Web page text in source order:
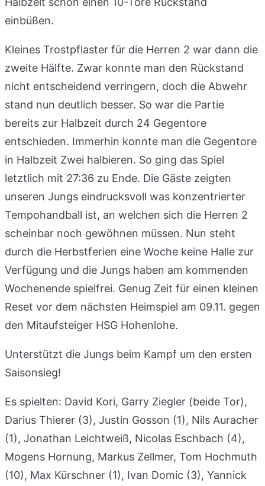
einbüßen.
Kleines Trostpflaster für die Herren 2 war dann die
zweite Hälfte. Zwar konnte man den Rückstand
nicht entscheidend verringern, doch die Abwehr
stand nun deutlich besser. So war die Partie
bereits zur Halbzeit durch 24 Gegentore
entschieden. Immerhin konnte man die Gegentore
in Halbzeit Zwei halbieren. So ging das Spiel
letztlich mit 27:36 zu Ende. Die Gäste zeigten
unseren Jungs eindrucksvoll was konzentrierter
Tempohandball ist, an welchen sich die Herren 2
scheinbar noch gewöhnen müssen. Nun steht
durch die Herbstferien eine Woche keine Halle zur
Verfügung und die Jungs haben am kommenden
Wochenende spielfrei. Genug Zeit für einen kleinen
Reset vor dem nächsten Heimspiel am 09.11. gegen
den Mitaufsteiger HSG Hohenlohe.
Unterstützt die Jungs beim Kampf um den ersten
Saisonsieg!
Es spielten: David Kori, Garry Ziegler (beide Tor),
Darius Thierer (3), Justin Gosson (1), Nils Auracher
(1), Jonathan Leichtweiß, Nicolas Eschbach (4),
Mogens Hornung, Markus Zellmer, Tom Hochmuth
(10), Max Kürschner (1), Ivan Domic (3), Yannick